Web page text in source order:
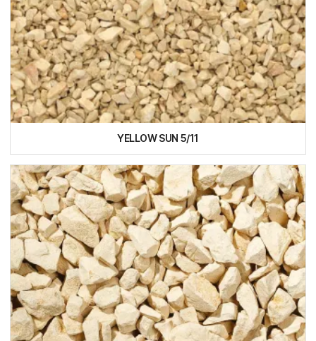
YELLOW SUN 5/11